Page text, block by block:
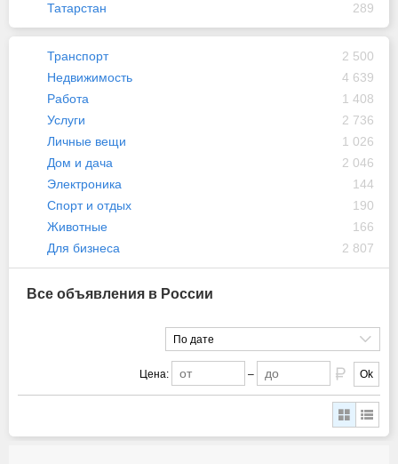
Татарстан
289
Транспорт
2 500
Недвижимость
4 639
Работа
1 408
Услуги
2 736
Личные вещи
1 026
Дом и дача
2 046
Электроника
144
Спорт и отдых
190
Животные
166
Для бизнеса
2 807
Все объявления в России
По дате
Цена: – Ok